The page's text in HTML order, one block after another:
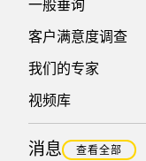
一般垂询
客户满意度调查
我们的专家
视频库
消息 查看全部